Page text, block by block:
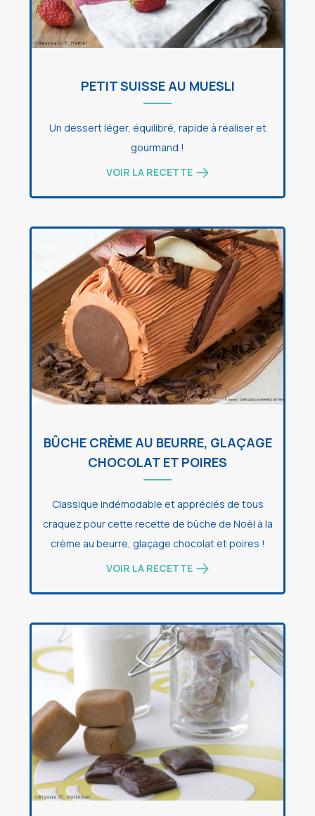
PETIT SUISSE AU MUESLI
Un dessert léger, équilibré, rapide à réaliser et
gourmand !
VOIR LA RECETTE
BÛCHE CRÈME AU BEURRE, GLAÇAGE
CHOCOLAT ET POIRES
Classique indémodable et appréciés de tous
craquez pour cette recette de bûche de Noël à la
crème au beurre, glaçage chocolat et poires !
VOIR LA RECETTE